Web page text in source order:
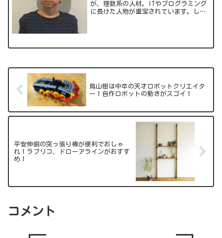
が、理数系の人材。ITやプログラミング
に長けた人物が重宝されています。しか
鳥山樹は中卒の天才ロボットクリエイタ
ー！自作ロボットの動きがスゴイ！
平安伸銅の突っ張り棒が便利でおしゃ
れ！ラブリコ、ドローアラインがおすす
め！
コメント